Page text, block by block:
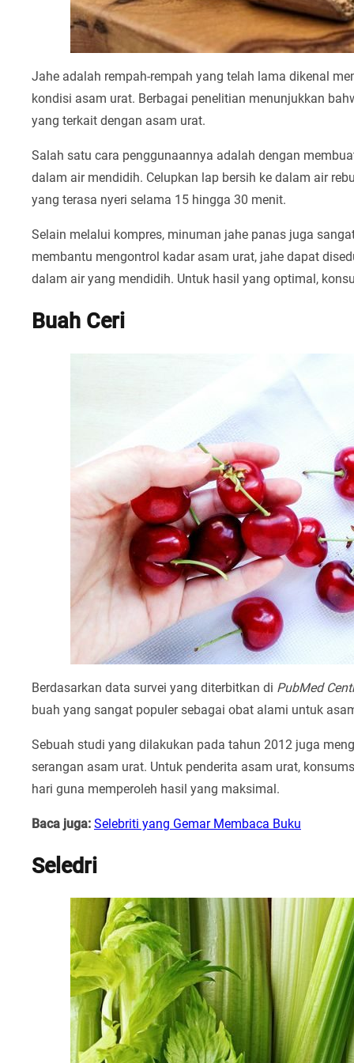
Jahe adalah rempah-rempah yang telah lama dikenal
kondisi asam urat. Berbagai penelitian menunjukkan
yang terkait dengan asam urat.
Salah satu cara penggunaannya adalah dengan
dalam air mendidih. Celupkan lap bersih ke dalam air
yang terasa nyeri selama 15 hingga 30 menit.
Selain melalui kompres, minuman jahe panas juga
membantu mengontrol kadar asam urat, jahe dapat
dalam air yang mendidih. Untuk hasil yang optimal,
Buah Ceri
Berdasarkan data survei yang diterbitkan di PubMed
buah yang sangat populer sebagai obat alami untuk
Sebuah studi yang dilakukan pada tahun 2012 juga
serangan asam urat. Untuk penderita asam urat,
hari guna memperoleh hasil yang maksimal.
Baca juga: Selebriti yang Gemar Membaca Buku
Seledri